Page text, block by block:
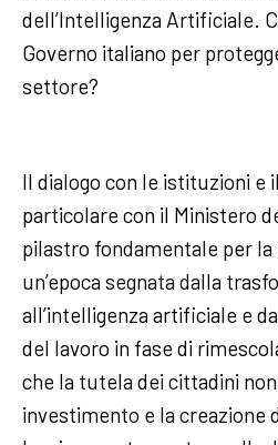
dell’Intelligenza Artificiale.
Governo italiano per
settore?
Il dialogo con le istituzioni e
particolare con il Ministero
pilastro fondamentale per
un’epoca segnata dalla
all’intelligenza artificiale e
del lavoro in fase di
che la tutela dei cittadini
investimento e la creazione